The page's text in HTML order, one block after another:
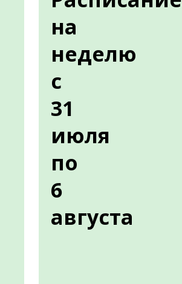
на
неделю
с
31
июля
по
6
августа